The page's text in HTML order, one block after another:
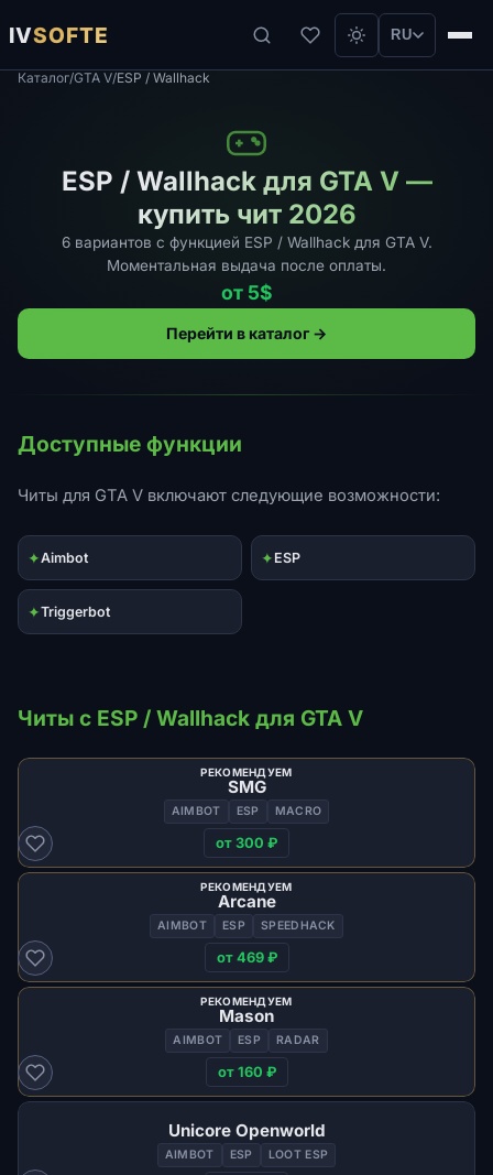
IVSOFTE RU
Каталог/GTA V/ESP / Wallhack
ESP / Wallhack для GTA V —
купить чит 2026
6 вариантов с функцией ESP / Wallhack для GTA V.
Моментальная выдача после оплаты.
от 5$
Перейти в каталог →
Доступные функции
Читы для GTA V включают следующие возможности:
✦Aimbot ✦ ESP
✦Triggerbot
Читы с ESP / Wallhack для GTA V
РЕКОМЕНДУЕМ
SMG
AIMBOT ESP MACRO
от 300 ₽
РЕКОМЕНДУЕМ
Arcane
AIMBOT ESP SPEEDHACK
от 469 ₽
РЕКОМЕНДУЕМ
Mason
AIMBOT ESP RADAR
от 160 ₽
Unicore Openworld
AIMBOT ESP LOOT ESP